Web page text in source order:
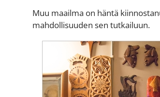
Muu maailma on häntä
mahdollisuuden sen tutkailuun.